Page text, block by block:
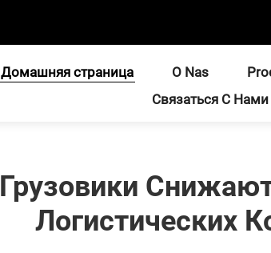
Домашняя страница O Nas
Связаться С Нами
Логистических